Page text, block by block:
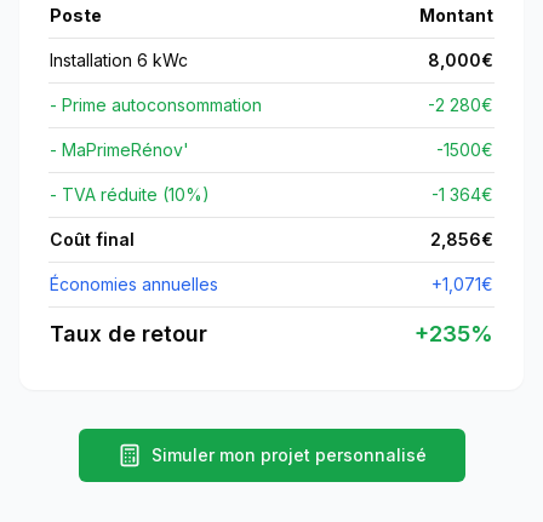
Poste Montant
Installation 6 kWc 8,000€
- Prime autoconsommation -2 280€
- MaPrimeRénov' -1500€
- TVA réduite (10%) -1 364€
Coût final 2,856€
Économies annuelles +1,071€
Taux de retour +235%
Simuler mon projet personnalisé